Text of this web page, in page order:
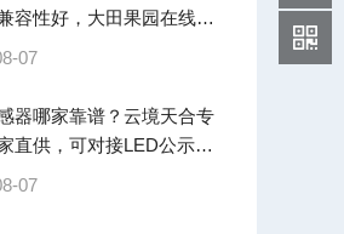
容性好，大田果园在线监
07
器哪家靠谱？云境天合专
直供，可对接LED公示屏
07